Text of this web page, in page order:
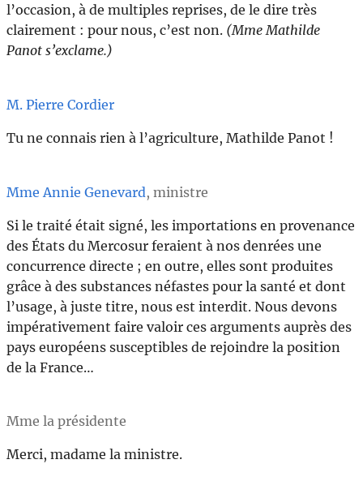
l’occasion, à de multiples reprises, de le dire très
clairement : pour nous, c’est non. (Mme Mathilde
Panot s’exclame.)
M. Pierre Cordier
Tu ne connais rien à l’agriculture, Mathilde Panot !
Mme Annie Genevard, ministre
Si le traité était signé, les importations en provenance
des États du Mercosur feraient à nos denrées une
concurrence directe ; en outre, elles sont produites
grâce à des substances néfastes pour la santé et dont
l’usage, à juste titre, nous est interdit. Nous devons
impérativement faire valoir ces arguments auprès des
pays européens susceptibles de rejoindre la position
de la France…
Mme la présidente
Merci, madame la ministre.